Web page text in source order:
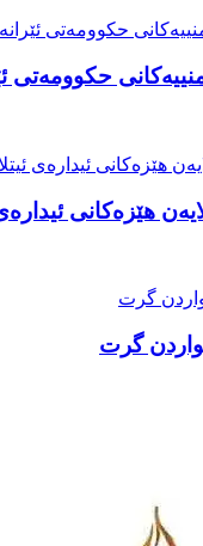
حکوومەتی
هێزەکانی
گرت